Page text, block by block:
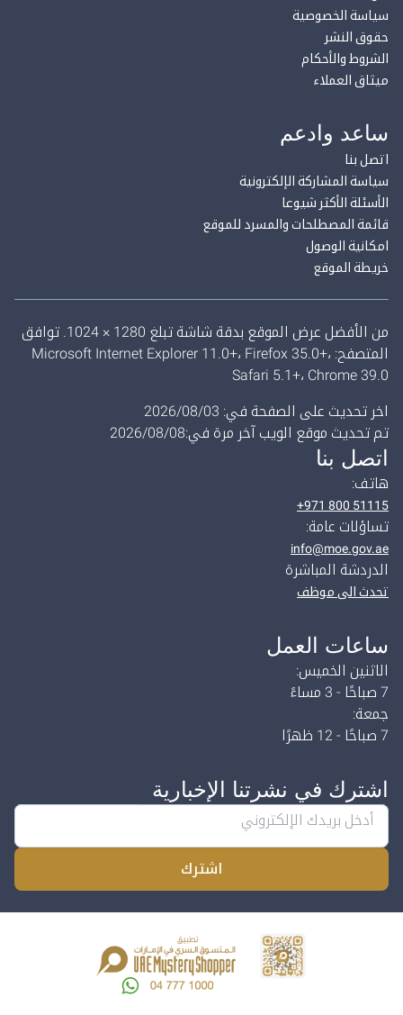
سياسة الخصوصية
حقوق النشر
الشروط والأحكام
ميثاق العملاء
ساعد وادعم
اتصل بنا
سياسة المشاركة الإلكترونية
الأسئلة الأكثر شيوعا
قائمة المصطلحات والمسرد للموقع
امكانية الوصول
خريطة الموقع
من الأفضل عرض الموقع بدقة شاشة تبلغ 1280 × 1024. توافق
المتصفح: Microsoft Internet Explorer 11.0+، Firefox 35.0+،
Safari 5.1+، Chrome 39.0
اخر تحديث على الصفحة في: 03‏/08‏/2026
تم تحديث موقع الويب آخر مرة في:08‏/08‏/2026
اتصل بنا
هاتف:
+971 800 51115
تساؤلات عامة:
info@moe.gov.ae
الدردشة المباشرة
تحدث الى موظف
ساعات العمل
الاثنين الخميس:
7 صباحًا - 3 مساءً
جمعة:
7 صباحًا - 12 ظهرًا
اشترك في نشرتنا الإخبارية
اشترك